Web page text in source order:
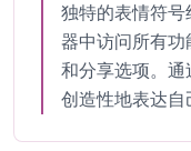
独特的表情符
器中访问所有
和分享选项。
创造性地表达自